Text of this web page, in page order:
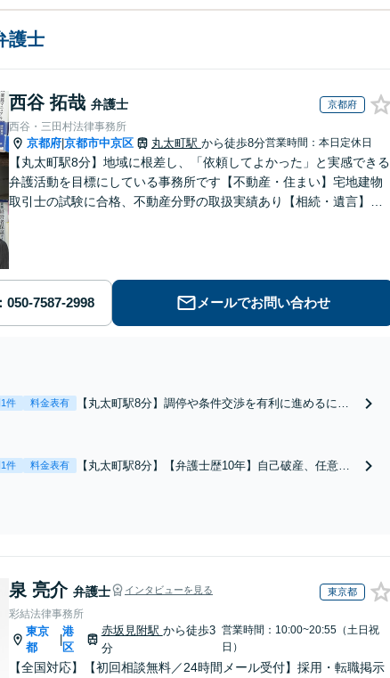
護士
西谷 拓哉 弁護士 京都府
西谷・三田村法律事務所
京都府 京都市中京区 丸太町駅 から徒歩8分営業時間：本日定休日
【丸太町駅8分】地域に根差し、「依頼してよかった」と実感できる
弁護活動を目標にしている事務所です【不動産・住まい】宅地建物
取引士の試験に合格、不動産分野の取扱実績あり【相続・遺言】相
メールでお問い合わせ
件 料金表有
【丸太町駅8分】調停や条件交渉を有利に進めるに
い【初回相談３０分無料】【電話相談可】
件 料金表有
【丸太町駅8分】【弁護士歴10年】自己破産、任意整
泉 亮介 弁護士 インタビューを見る 東京都
彩結法律事務所
東京
都
港
区
赤坂見附駅 から徒歩3
分
営業時間：10:00~20:55（土日祝
日）
【全国対応】【初回相談無料／24時間メール受付】採用・転職掲示